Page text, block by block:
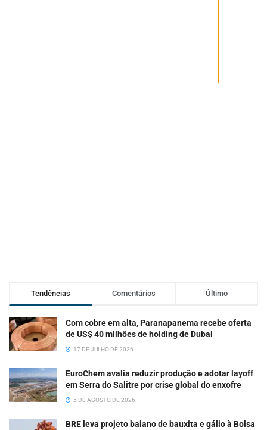
Tendências Comentários Último
Com cobre em alta, Paranapanema recebe oferta
de US$ 40 milhões de holding de Dubai
17 DE JULHO DE 2026
EuroChem avalia reduzir produção e adotar layoff
em Serra do Salitre por crise global do enxofre
5 DE AGOSTO DE 2026
BRE leva projeto baiano de bauxita e gálio à Bolsa